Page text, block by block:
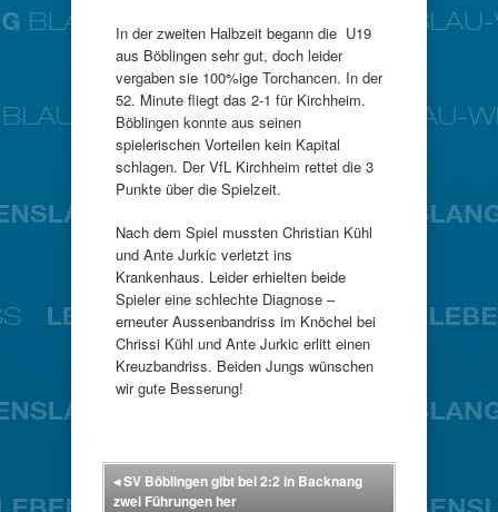
In der zweiten Halbzeit begann die U19
aus Böblingen sehr gut, doch leider
vergaben sie 100%ige Torchancen. In der
52. Minute fliegt das 2-1 für Kirchheim.
Böblingen konnte aus seinen
spielerischen Vorteilen kein Kapital
schlagen. Der VfL Kirchheim rettet die 3
Punkte über die Spielzeit.
Nach dem Spiel mussten Christian Kühl
und Ante Jurkic verletzt ins
Krankenhaus. Leider erhielten beide
Spieler eine schlechte Diagnose –
erneuter Aussenbandriss im Knöchel bei
Chrissi Kühl und Ante Jurkic erlitt einen
Kreuzbandriss. Beiden Jungs wünschen
wir gute Besserung!
◂SV Böblingen gibt bei 2:2 in Backnang
zwei Führungen her